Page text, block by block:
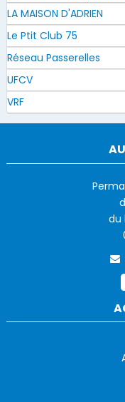
LA MAISON D'ADRIEN
Le Ptit Club 75
Réseau Passerelles
UFCV
VRF
du